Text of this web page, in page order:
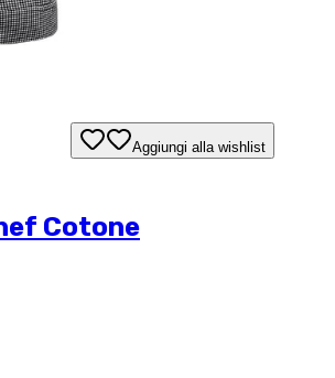
Aggiungi alla wishlist
Cotone